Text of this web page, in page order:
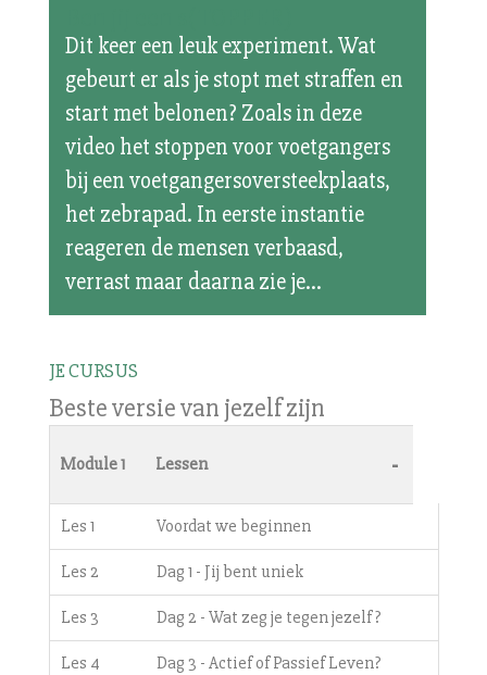
Dit keer een leuk experiment. Wat
gebeurt er als je stopt met straffen en
start met belonen? Zoals in deze
video het stoppen voor voetgangers
bij een voetgangersoversteekplaats,
het zebrapad. In eerste instantie
reageren de mensen verbaasd,
verrast maar daarna zie je...
JE CURSUS
Beste versie van jezelf zijn
Module 1 Lessen -
Les 1 Voordat we beginnen
Les 2 Dag 1 - Jij bent uniek
Les 3 Dag 2 - Wat zeg je tegen jezelf?
Les 4 Dag 3 - Actief of Passief Leven?